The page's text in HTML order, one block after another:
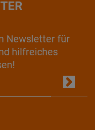
Newsletter für
hilfreiches